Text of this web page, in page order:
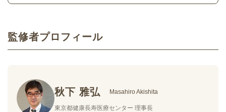
監修者プロフィール
秋下 雅弘 Masahiro Akishita
東京都健康長寿医療センター 理事長